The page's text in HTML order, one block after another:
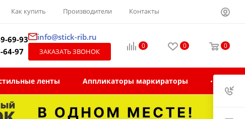
Как купить Производители Контакты
69-93
64-97
info@stick-rib.ru
ЗАКАЗАТЬ ЗВОНОК
0 0 0
ленты Аппликаторы маркираторы